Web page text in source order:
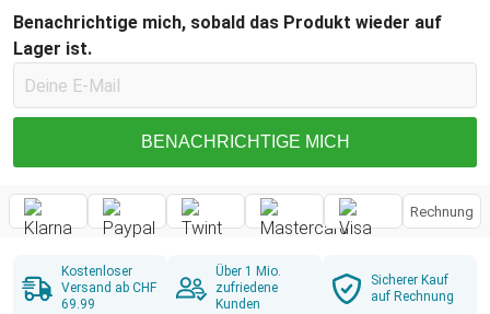
Benachrichtige mich, sobald das Produkt wieder auf
Lager ist.
BENACHRICHTIGE MICH
Rechnung
Kostenloser
Versand ab CHF
69.99
Über 1 Mio.
zufriedene
Kunden
Sicherer Kauf
auf Rechnung